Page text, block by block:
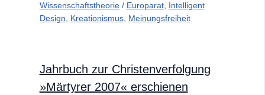
Wissenschaftstheorie/ Europarat, Intelligent
Design, Kreationismus, Meinungsfreiheit
Jahrbuch zur Christenverfolgung
»Märtyrer 2007« erschienen